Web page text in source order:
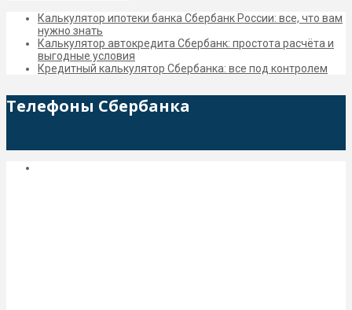
Калькулятор ипотеки банка Сбербанк России: все, что вам
нужно знать
Калькулятор автокредита Сбербанк: простота расчёта и
выгодные условия
Кредитный калькулятор Сбербанка: все под контролем
Телефоны Сбербанка